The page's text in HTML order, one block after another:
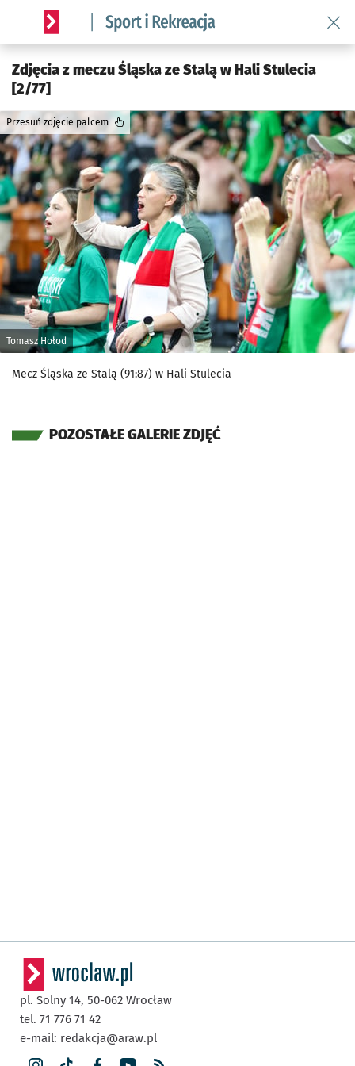
Serwis informacyjny wroclaw.pl podserwis: Sport i rekreacja
Zdjęcia z meczu Śląska ze Stalą w Hali Stulecia
[2/77]
Tomasz Hołod
Przesuń zdjęcie palcem
Mecz Śląska ze Stalą (91:87) w Hali Stulecia
POZOSTAŁE GALERIE ZDJĘĆ
pl. Solny 14, 50-062 Wrocław
tel. 71 776 71 42
e-mail: redakcja@araw.pl